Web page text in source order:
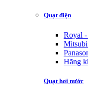
Quạt điện
Royal
Hãng
Quạt hơi nước